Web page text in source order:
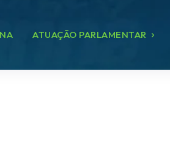
ATUAÇÃO PARLAMENTAR